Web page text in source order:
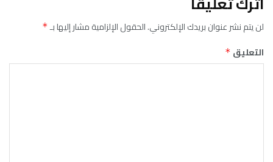
لن يتم نشر عنوان بريدك الإلكتروني.الحقول الإلزامية مشار إليها بـ*
التعليق *